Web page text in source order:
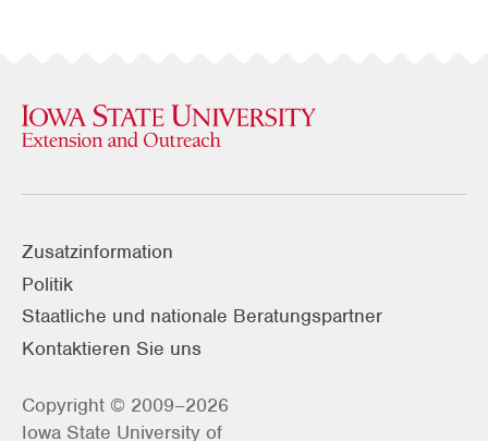
Zusatzinformation
Politik
Staatliche und nationale Beratungspartner
Kontaktieren Sie uns
Copyright © 2009–2026
Iowa State University of